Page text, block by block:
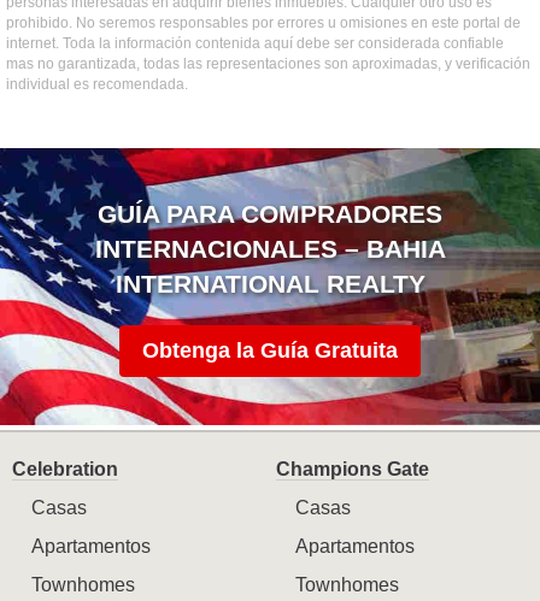
prohibido. No seremos responsables por errores u omisiones en este portal de
internet. Toda la información contenida aquí debe ser considerada confiable
mas no garantizada, todas las representaciones son aproximadas, y verificación
individual es recomendada.
GUÍA PARA COMPRADORES
INTERNACIONALES – BAHIA
INTERNATIONAL REALTY
Obtenga la Guía Gratuita
Celebration
Casas
Apartamentos
Townhomes
Champions Gate
Casas
Apartamentos
Townhomes